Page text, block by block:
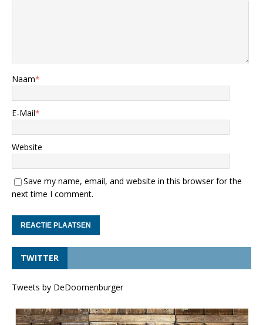
Naam*
E-Mail*
Website
Save my name, email, and website in this browser for the
next time I comment.
TWITTER
Tweets by DeDoornenburger